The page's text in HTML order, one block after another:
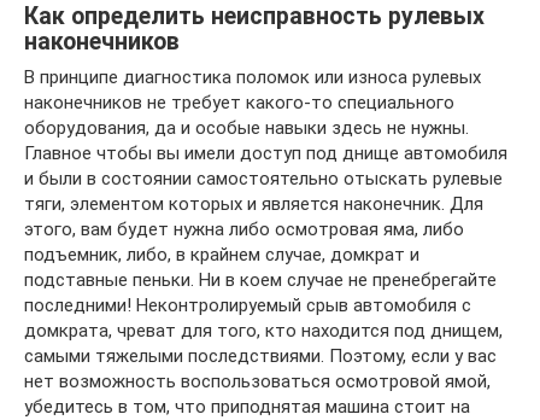
Как определить неисправность рулевых
наконечников
В принципе диагностика поломок или износа рулевых
наконечников не требует какого-то специального
оборудования, да и особые навыки здесь не нужны.
Главное чтобы вы имели доступ под днище автомобиля
и были в состоянии самостоятельно отыскать рулевые
тяги, элементом которых и является наконечник. Для
этого, вам будет нужна либо осмотровая яма, либо
подъемник, либо, в крайнем случае, домкрат и
подставные пеньки. Ни в коем случае не пренебрегайте
последними! Неконтролируемый срыв автомобиля с
домкрата, чреват для того, кто находится под днищем,
самыми тяжелыми последствиями. Поэтому, если у вас
нет возможность воспользоваться осмотровой ямой,
убедитесь в том, что приподнятая машина стоит на